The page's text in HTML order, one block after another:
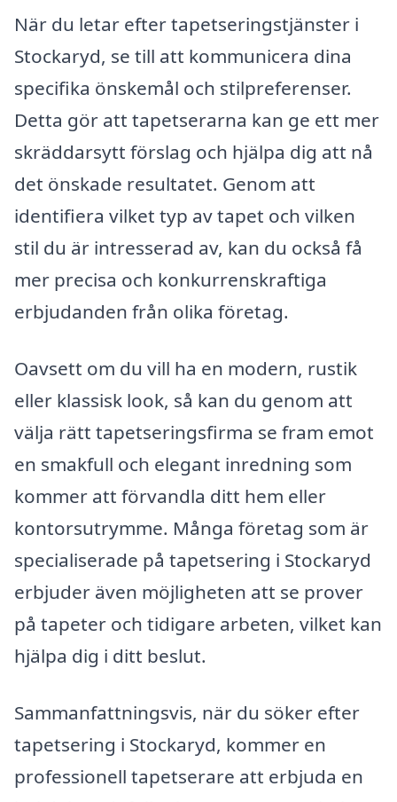
När du letar efter tapetseringstjänster i
Stockaryd, se till att kommunicera dina
specifika önskemål och stilpreferenser.
Detta gör att tapetserarna kan ge ett mer
skräddarsytt förslag och hjälpa dig att nå
det önskade resultatet. Genom att
identifiera vilket typ av tapet och vilken
stil du är intresserad av, kan du också få
mer precisa och konkurrenskraftiga
erbjudanden från olika företag.
Oavsett om du vill ha en modern, rustik
eller klassisk look, så kan du genom att
välja rätt tapetseringsfirma se fram emot
en smakfull och elegant inredning som
kommer att förvandla ditt hem eller
kontorsutrymme. Många företag som är
specialiserade på tapetsering i Stockaryd
erbjuder även möjligheten att se prover
på tapeter och tidigare arbeten, vilket kan
hjälpa dig i ditt beslut.
Sammanfattningsvis, när du söker efter
tapetsering i Stockaryd, kommer en
professionell tapetserare att erbjuda en